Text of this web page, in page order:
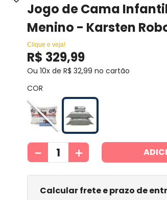
Jogo de Cama
Menino - Karsten
Clique e veja!
R$ 329,99
Ou10x deR$ 32,99 no cartão
COR
＋
－